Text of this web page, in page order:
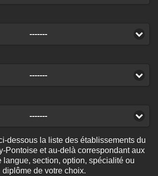
-------
-------
-------
dessous la liste des établissements du
Pontoise et au-delà correspondant aux
langue, section, option, spécialité ou
diplôme de votre choix.